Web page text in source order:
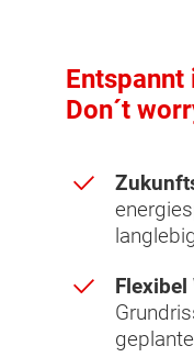
Entspannt
Don´t
Flexibel